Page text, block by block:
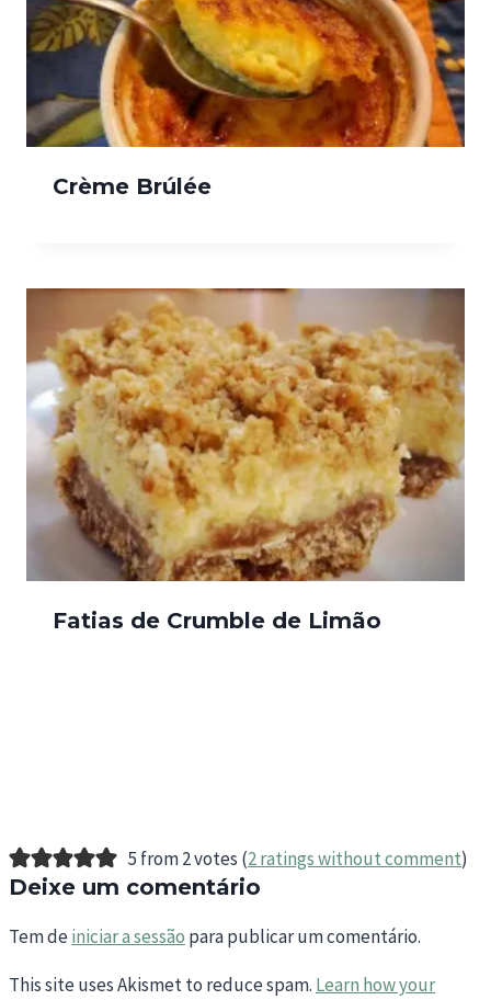
Crème Brúlée
Fatias de Crumble de Limão
5 from 2 votes (2 ratings without comment)
Deixe um comentário
Tem deiniciar a sessão para publicar um comentário.
This site uses Akismet to reduce spam. Learn how your